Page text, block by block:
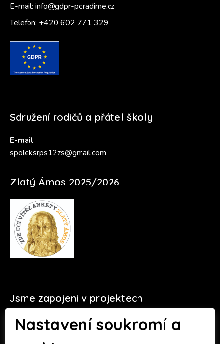
Nastavení soukromí a
E-mail: info@gdpr-poradime.cz
Telefon: +420 602 771 329
Sdružení rodičů a přátel školy
E-mail
spoleksrps12zs@gmail.com
Zlatý Ámos 2025/2026
Jsme zapojeni v projektech